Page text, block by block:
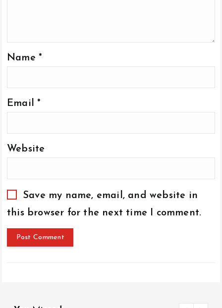
Name *
Email *
Website
Save my name, email, and website in
this browser for the next time I comment.